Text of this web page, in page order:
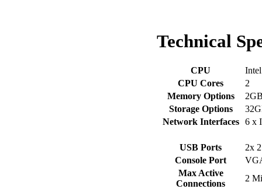
Technical
CPU
CPU Cores
2
Memory Options
Storage Options
Network Interfaces
6 x
USB Ports
2x
Console Port
Max Active
Connections
2